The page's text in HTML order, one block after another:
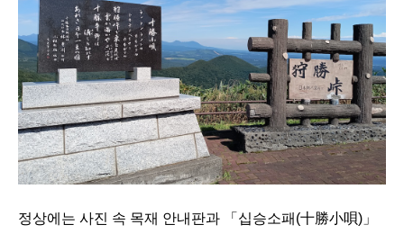
정상에는 사진 속 목재 안내판과 「십승소패(十勝小唄)」